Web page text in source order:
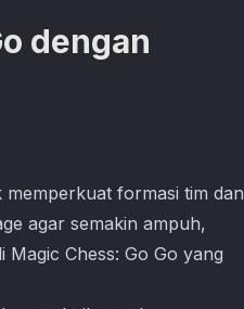
dengan
formasi tim dan
agar semakin ampuh,
Magic Chess: Go Go yang